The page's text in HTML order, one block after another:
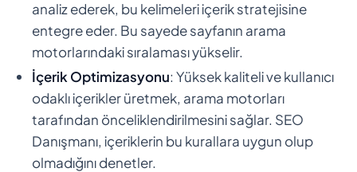
analiz ederek, bu kelimeleri içerik stratejisine
entegre eder. Bu sayede sayfanın arama
motorlarındaki sıralaması yükselir.
İçerik Optimizasyonu: Yüksek kaliteli ve kullanıcı
odaklı içerikler üretmek, arama motorları
tarafından önceliklendirilmesini sağlar. SEO
Danışmanı, içeriklerin bu kurallara uygun olup
olmadığını denetler.